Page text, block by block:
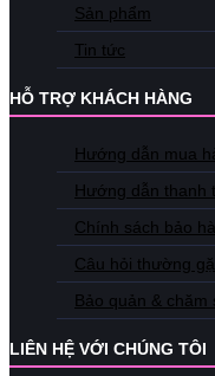
Sản phẩm
Tin tức
HỖ TRỢ KHÁCH HÀNG
Hướng dẫn mua
Hướng dẫn thanh
Chính sách bảo
Câu hỏi thường
Bảo quản & chăm
LIÊN HỆ VỚI CHÚNG TÔI